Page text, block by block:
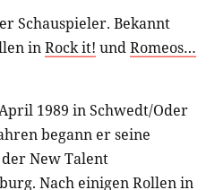
Schauspieler. Bekannt
inRock it! undRomeos…
1989 in Schwedt/Oder
begann er seine
New Talent
Nach einigen Rollen in